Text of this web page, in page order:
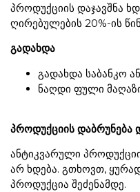
პროდუქციის დაჯავშნა
ღირებულების 20%-ის
გადახდა
გადახდა საბანკო
ნაღდი ფული
პროდუქციის დაბრუნება
ანტიკვარული
არ ხდება. გთხოვთ,
პროდუქცია შეძენამდე.